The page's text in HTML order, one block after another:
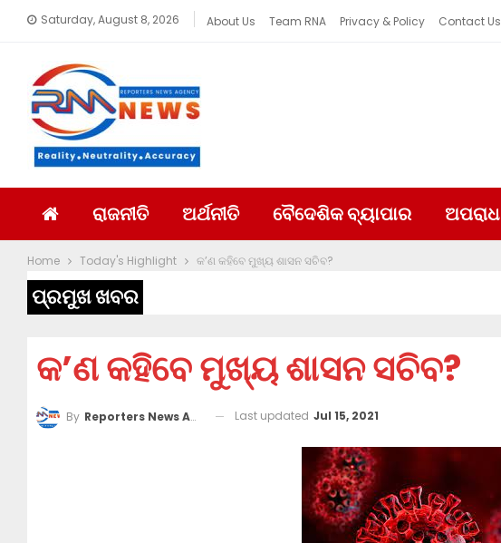
Saturday, August 8, 2026 About Us Team RNA Privacy & Policy Contact Us
ରାଜନୀତି ଅର୍ଥନୀତି ବୈଦେଶିକ ବ୍ୟାପାର ଅପରାଧ
Home Today's Highlight କ’ଣ କହିବେ ମୁଖ୍ୟ ଶାସନ ସଚିବ?
ପ୍ରମୁଖ ଖବର
କ’ଣ କହିବେ ମୁଖ୍ୟ ଶାସନ ସଚିବ?
By Reporters News Agency Last updated Jul 15, 2021